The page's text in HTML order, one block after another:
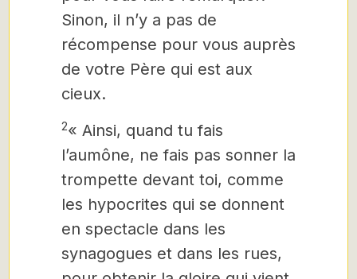
Sinon, il n’y a pas de
récompense pour vous auprès
de votre Père qui est aux
cieux.
2« Ainsi, quand tu fais
l’aumône, ne fais pas sonner la
trompette devant toi, comme
les hypocrites qui se donnent
en spectacle dans les
synagogues et dans les rues,